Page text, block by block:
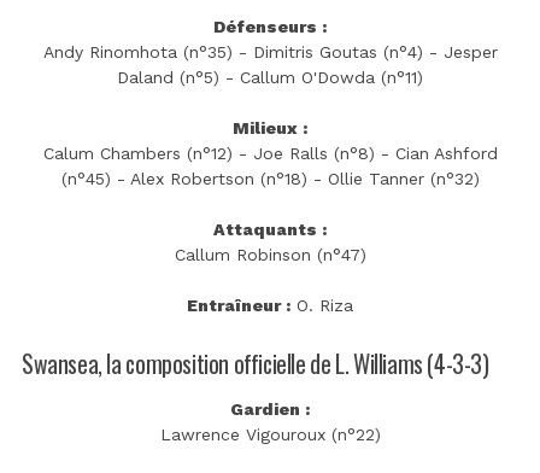
Défenseurs :
Andy Rinomhota (n°35) - Dimitris Goutas (n°4) - Jesper
Daland (n°5) - Callum O'Dowda (n°11)
Milieux :
Calum Chambers (n°12) - Joe Ralls (n°8) - Cian Ashford
(n°45) - Alex Robertson (n°18) - Ollie Tanner (n°32)
Attaquants :
Callum Robinson (n°47)
Entraîneur : O. Riza
Swansea, la composition officielle de L. Williams (4-3-3)
Gardien :
Lawrence Vigouroux (n°22)